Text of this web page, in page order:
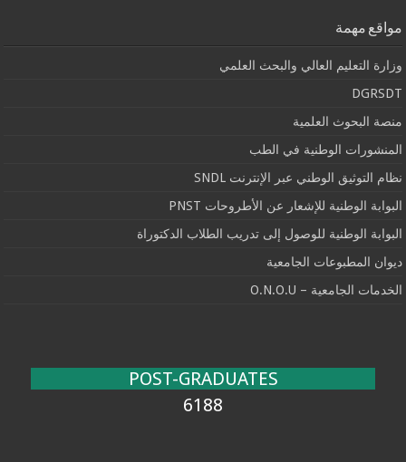
مواقع مهمة
وزارة التعليم العالي والبحث العلمي
DGRSDT
منصة البحوث العلمية
المنشورات الوطنية في الطب
نظام التوثيق الوطني عبر الإنترنت SNDL
البوابة الوطنية للإشعار عن الأطروحات PNST
البوابة الوطنية للوصول إلى تدريب الطلاب الدكتوراة
ديوان المطبوعات الجامعية
الخدمات الجامعية – O.N.O.U
POST-GRADUATES
6188